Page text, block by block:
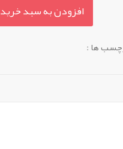
افزودن به سبد خرید
ها :